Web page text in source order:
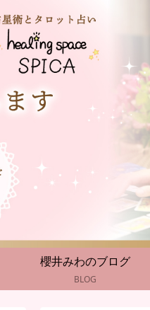
櫻井みわのブログ
BLOG